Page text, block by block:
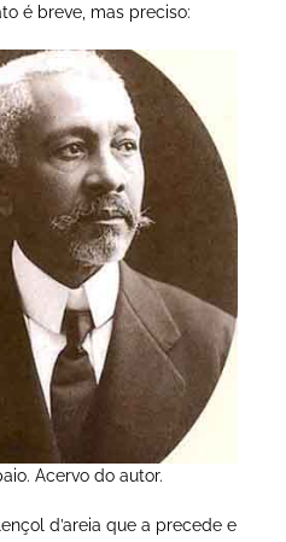
é breve, mas preciso:
Acervo do autor.
d’areia que a precede e